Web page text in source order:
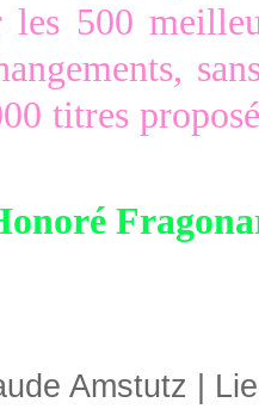
les 500
titres
Amstutz |